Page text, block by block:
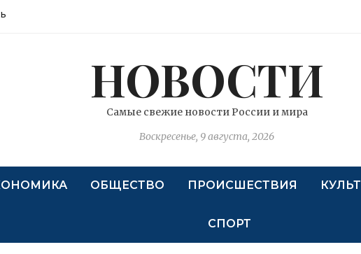
НОВОСТИ
Самые свежие новости России и мира
Воскресенье, 9 августа, 2026
ОБЩЕСТВО ПРОИСШЕСТВИЯ КУЛЬТ
СПОРТ